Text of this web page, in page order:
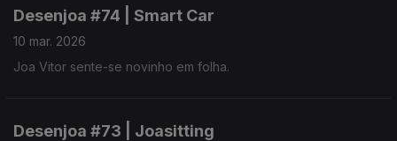
Desenjoa #74 | Smart Car
10 mar. 2026
Joa Vitor sente-se novinho em folha.
Desenjoa #73 | Joasitting